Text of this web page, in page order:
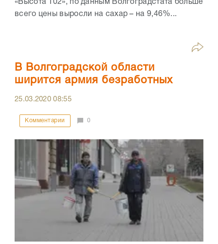
«Высота 102», по данным Волгоградстата больше
всего цены выросли на сахар – на 9,46%...
В Волгоградской области
ширится армия безработных
25.03.202008:55
Комментарии 0